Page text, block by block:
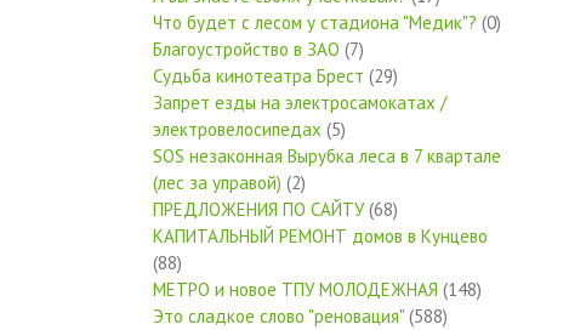
Что будет с лесом у стадиона "Медик"? (0)
Благоустройство в ЗАО (7)
Судьба кинотеатра Брест (29)
Запрет езды на электросамокатах /
электровелосипедах (5)
SOS незаконная Вырубка леса в 7 квартале
(лес за управой) (2)
ПРЕДЛОЖЕНИЯ ПО САЙТУ(68)
КАПИТАЛЬНЫЙ РЕМОНТ домов в Кунцево
(88)
МЕТРО и новое ТПУ МОЛОДЕЖНАЯ (148)
Это сладкое слово "реновация"(588)